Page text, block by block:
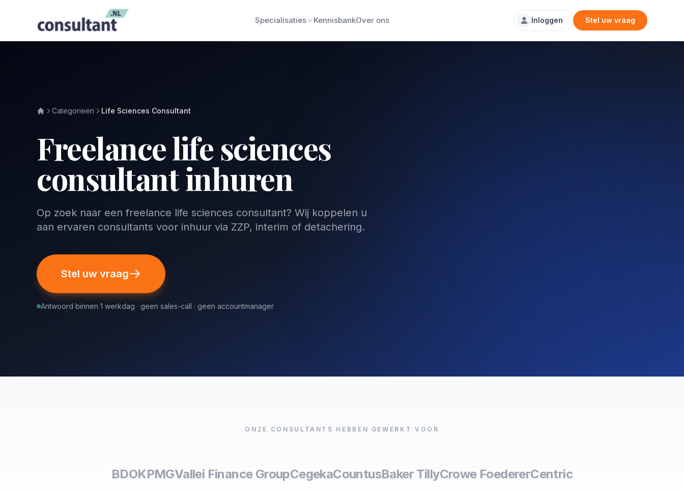
Specialisaties KennisbankOver ons Inloggen Stel uw vraag
Categorieën Life Sciences Consultant
Freelance life sciences
consultant inhuren
Op zoek naar een freelance life sciences consultant? Wij koppelen u
aan ervaren consultants voor inhuur via ZZP, interim of detachering.
Stel uw vraag
Antwoord binnen 1 werkdag · geen sales-call · geen accountmanager
ONZE CONSULTANTS HEBBEN GEWERKT VOOR
BDOKPMGVallei Finance GroupCegekaCountusBaker TillyCrowe FoedererCentric